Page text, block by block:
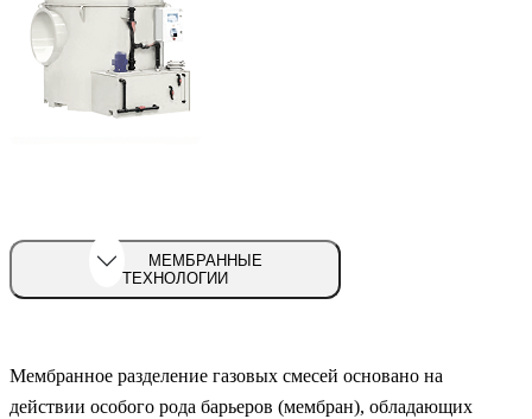
ТЕХНОЛОГИИ
Мембранное разделение газовых смесей основано на
действии особого рода барьеров (мембран), обладающих